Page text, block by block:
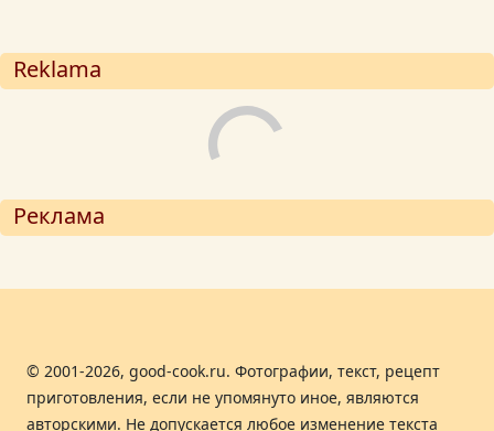
Reklama
Реклама
© 2001-2026, good-cook.ru. Фотографии, текст, рецепт
приготовления, если не упомянуто иное, являются
авторскими. Не допускается любое изменение текста